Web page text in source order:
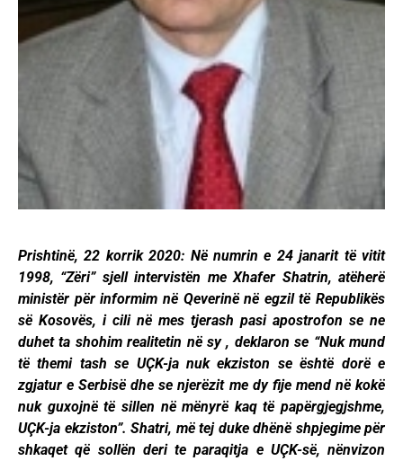
Prishtinë, 22 korrik 2020: Në numrin e 24 janarit të vitit
1998, “Zëri” sjell intervistën me Xhafer Shatrin, atëherë
ministër për informim në Qeverinë në egzil të Republikës
së Kosovës, i cili në mes tjerash pasi apostrofon se ne
duhet ta shohim realitetin në sy , deklaron se “Nuk mund
të themi tash se UÇK-ja nuk ekziston se është dorë e
zgjatur e Serbisë dhe se njerëzit me dy fije mend në kokë
nuk guxojnë të sillen në mënyrë kaq të papërgjegjshme,
UÇK-ja ekziston”. Shatri, më tej duke dhënë shpjegime për
shkaqet që sollën deri te paraqitja e UÇK-së, nënvizon